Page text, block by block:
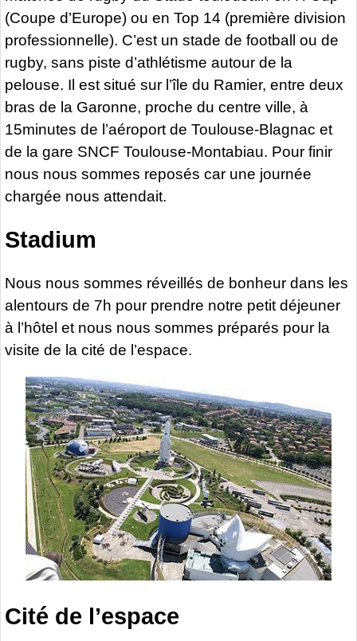
(Coupe d’Europe) ou en Top 14 (première division
professionnelle). C’est un stade de football ou de
rugby, sans piste d’athlétisme autour de la
pelouse. Il est situé sur l’île du Ramier, entre deux
bras de la Garonne, proche du centre ville, à
15minutes de l’aéroport de Toulouse-Blagnac et
de la gare SNCF Toulouse-Montabiau. Pour finir
nous nous sommes reposés car une journée
chargée nous attendait.
Stadium
Nous nous sommes réveillés de bonheur dans les
alentours de 7h pour prendre notre petit déjeuner
à l’hôtel et nous nous sommes préparés pour la
visite de la cité de l’espace.
Cité de l’espace